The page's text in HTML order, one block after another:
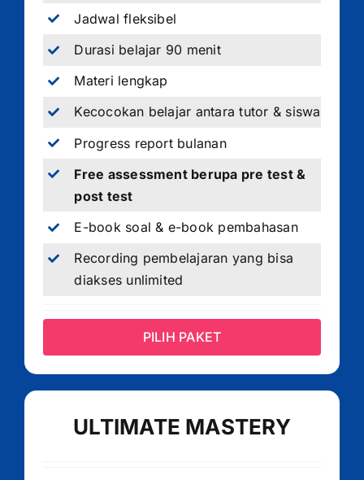
Jadwal fleksibel
Durasi belajar 90 menit
Materi lengkap
Kecocokan belajar antara tutor & siswa
Progress report bulanan
Free assessment berupa pre test &
post test
E-book soal & e-book pembahasan
Recording pembelajaran yang bisa
diakses unlimited
PILIH PAKET
ULTIMATE MASTERY